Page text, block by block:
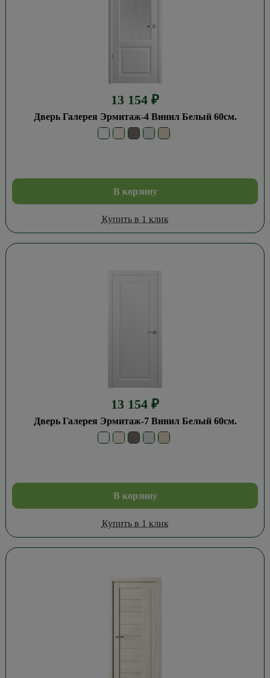
13 154 ₽
Дверь Галерея Эрмитаж-4 Винил Белый 60см.
В корзину
Купить в 1 клик
13 154 ₽
Дверь Галерея Эрмитаж-7 Винил Белый 60см.
В корзину
Купить в 1 клик